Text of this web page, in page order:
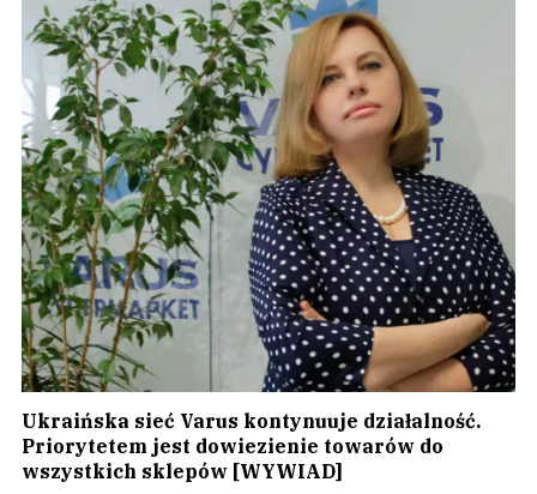
Ukraińska sieć Varus kontynuuje działalność.
Priorytetem jest dowiezienie towarów do
wszystkich sklepów [WYWIAD]